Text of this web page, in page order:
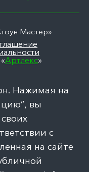
Мастер»
Артлекс»
Нажимая на
вы
с
на сайте